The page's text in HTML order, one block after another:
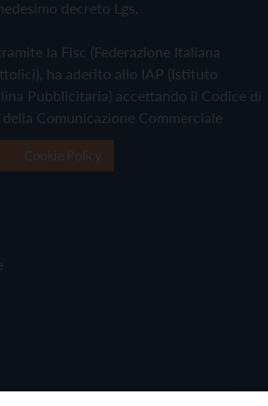
decreto Lgs.
la Fisc (Federazione Italiana
ha aderito allo IAP (Istituto
Pubblicitaria) accettando il Codice di
Comunicazione Commerciale